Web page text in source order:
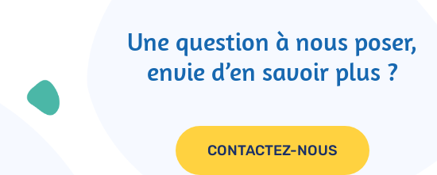
Une question à nous poser,
envie d’en savoir plus ?
CONTACTEZ-NOUS